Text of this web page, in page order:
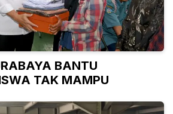
BANTU
TAK MAMPU